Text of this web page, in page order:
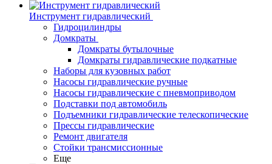
Инструмент гидравлический
Гидроцилиндры
Домкраты
Домкраты бутылочные
Домкраты гидравлические подкатные
Наборы для кузовных работ
Насосы гидравлические ручные
Насосы гидравлические с пневмоприводом
Подставки под автомобиль
Подъемники гидравлические телескопические
Прессы гидравлические
Ремонт двигателя
Стойки трансмиссионные
Еще